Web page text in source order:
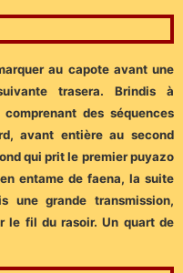
au capote avant une
trasera. Brindis à
comprenant des séquences
avant entière au second
qui prit le premier puyazo
entame de faena, la suite
une grande transmission,
le fil du rasoir. Un quart de